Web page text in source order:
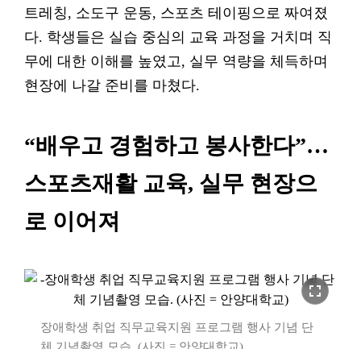
트레칭, 소도구 운동, 스포츠 테이핑으로 짜여졌
다. 학생들은 실습 중심의 교육 과정을 거치며 직
무에 대한 이해를 높였고, 실무 역량을 체득하며
현장에 나갈 준비를 마쳤다.
“배우고 경험하고 봉사한다”…
스포츠재활 교육, 실무 현장으
로 이어져
fullscreen
장애학생 취업 직무교육지원 프로그램 행사 기념 단